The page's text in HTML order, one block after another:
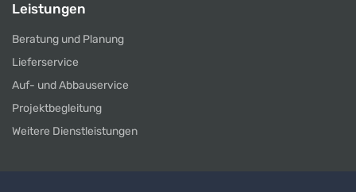
Leistungen
Beratung und Planung
Lieferservice
Auf- und Abbauservice
Projektbegleitung
Weitere Dienstleistungen